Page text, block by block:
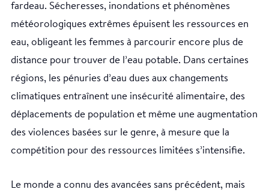
fardeau. Sécheresses, inondations et phénomènes
météorologiques extrêmes épuisent les ressources en
eau, obligeant les femmes à parcourir encore plus de
distance pour trouver de l’eau potable. Dans certaines
régions, les pénuries d’eau dues aux changements
climatiques entraînent une insécurité alimentaire, des
déplacements de population et même une augmentation
des violences basées sur le genre, à mesure que la
compétition pour des ressources limitées s’intensifie.
Le monde a connu des avancées sans précédent, mais